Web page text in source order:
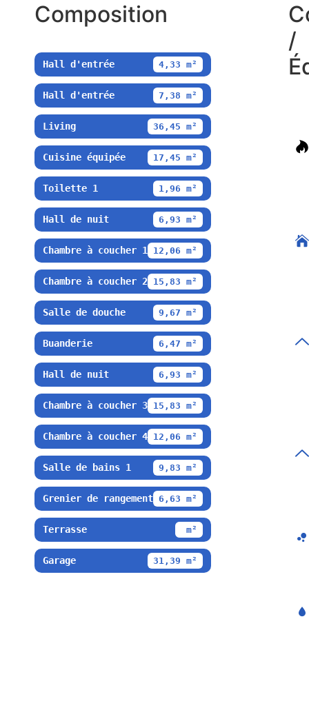
Composition
Hall d'entrée 4,33 m²
Hall d'entrée 7,38 m²
Living 36,45 m²
Cuisine équipée 17,45 m²
Toilette 1 1,96 m²
Hall de nuit 6,93 m²
Chambre à coucher 1 12,06 m²
Chambre à coucher 2 15,83 m²
Salle de douche 9,67 m²
Buanderie 6,47 m²
Hall de nuit 6,93 m²
Chambre à coucher 3 15,83 m²
Chambre à coucher 4 12,06 m²
Salle de bains 1 9,83 m²
Grenier de rangement 6,63 m²
Terrasse m²
Garage 31,39 m²
/